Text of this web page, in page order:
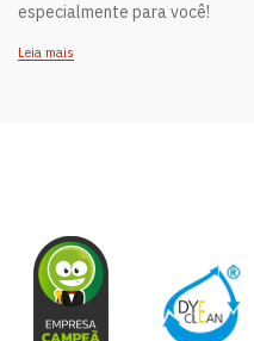
especialmente para você!
Leia mais